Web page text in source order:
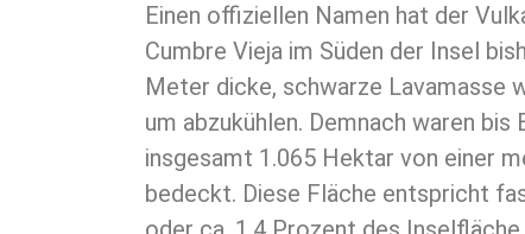
Einen offiziellen Namen hat der
Cumbre Vieja im Süden der Insel
Meter dicke, schwarze Lavamasse
um abzukühlen. Demnach waren bis
insgesamt 1.065 Hektar von einer
bedeckt. Diese Fläche entspricht